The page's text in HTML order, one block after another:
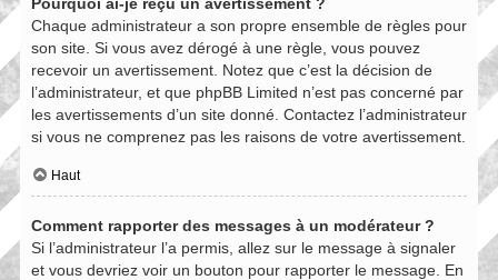
Pourquoi ai-je reçu un avertissement ?
Chaque administrateur a son propre ensemble de règles pour
son site. Si vous avez dérogé à une règle, vous pouvez
recevoir un avertissement. Notez que c’est la décision de
l’administrateur, et que phpBB Limited n’est pas concerné par
les avertissements d’un site donné. Contactez l’administrateur
si vous ne comprenez pas les raisons de votre avertissement.
Haut
Comment rapporter des messages à un modérateur ?
Si l’administrateur l’a permis, allez sur le message à signaler
et vous devriez voir un bouton pour rapporter le message. En